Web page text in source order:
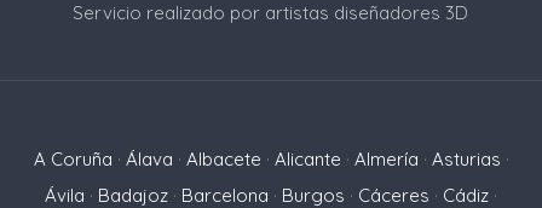
Servicio realizado por artistas diseñadores 3D
A Coruña · Álava · Albacete · Alicante · Almería · Asturias ·
Ávila · Badajoz · Barcelona · Burgos · Cáceres · Cádiz ·